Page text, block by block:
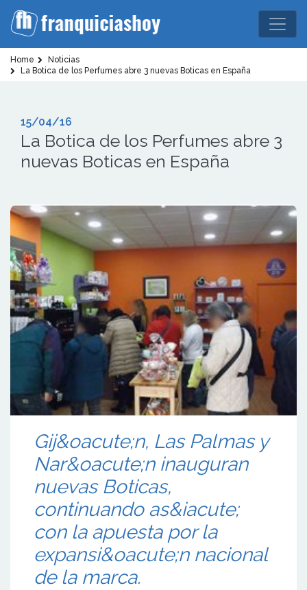
Home
Noticias
La Botica de los Perfumes abre 3 nuevas Boticas en España
15/04/16
La Botica de los Perfumes abre 3
nuevas Boticas en España
Gij&oacute;n, Las Palmas y
Nar&oacute;n inauguran
nuevas Boticas,
continuando as&iacute;
con la apuesta por la
expansi&oacute;n nacional
de la marca.